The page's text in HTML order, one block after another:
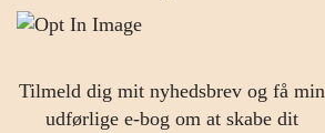
Tilmeld dig mit nyhedsbrev og få min
udførlige e-bog om at skabe dit